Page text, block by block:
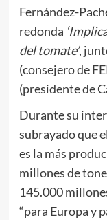
Fernández-
redonda
del tomate’,
(consejero de
(presidente de
Durante su
subrayado que
es la más
millones de
145.000
“para Europa y